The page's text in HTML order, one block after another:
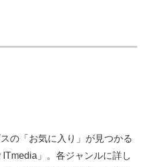
の「お気に入り」が見つかる
」。各ジャンルに詳し